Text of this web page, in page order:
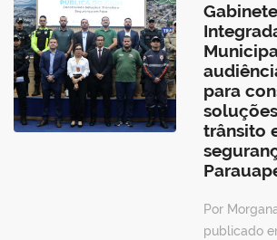
para
trânsito
Por
publicado